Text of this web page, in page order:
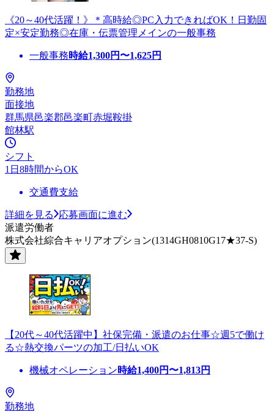
《20～40代活躍！》＊高時給◎PC入力できればOK！日勤固
定×安定勤務◎在庫・伝票管理メインの一般事務
一般事務時給1,300円〜1,625円
勤務地
面接地
群馬県邑楽郡邑楽町赤堀鞍掛
館林駅
シフト
1日8時間からOK
交通費支給
詳細を見る
応募画面に進む
派遣労働者
株式会社綜合キャリアオプション(1314GH0810G17★37-S)
【20代～40代活躍中】社保完備・派遣のお仕事☆週5で働け
る☆熱交換パーツの加工/日払いOK
機械オペレーション時給1,400円〜1,813円
勤務地